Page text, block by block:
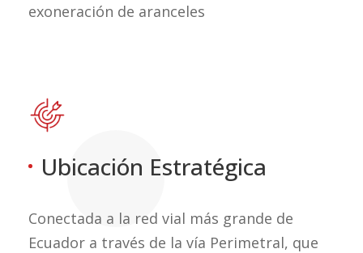
exoneración de aranceles
Ubicación Estratégica
Conectada a la red vial más grande de
Ecuador a través de la vía Perimetral, que